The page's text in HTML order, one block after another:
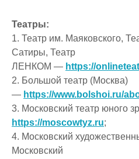
Театры:
1. Театр им. Маяковского,
Сатиры, Театр
ЛЕНКОМ — https://
2. Большой театр (Москва)
— https://www.bolshoi.ru/
3. Московский театр юного
https://moscowtyz.ru;
4. Московский
Московский